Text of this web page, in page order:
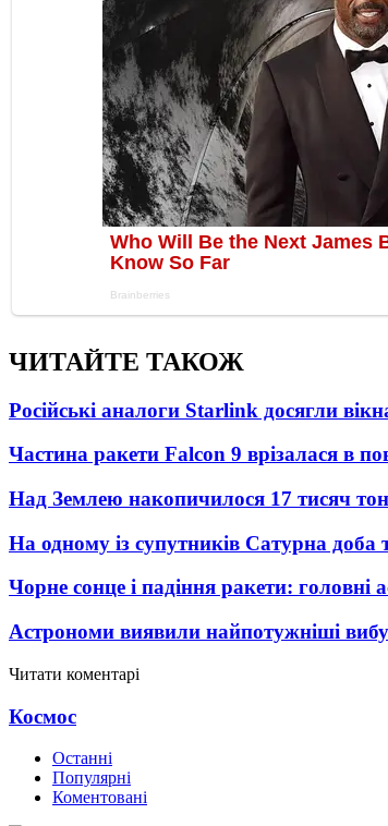
ЧИТАЙТЕ ТАКОЖ
Російські аналоги Starlink досягли
Частина ракети Falcon 9 врізалася в
Над Землею накопичилося 17 тисяч
На одному із супутників Сатурна доба
Чорне сонце і падіння ракети: головні
Астрономи виявили найпотужніші
Читати коментарі
Космос
Останні
Популярні
Коментовані